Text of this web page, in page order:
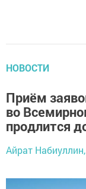
НОВОСТИ
Приём
во
продлится
Айрат Набиуллин,